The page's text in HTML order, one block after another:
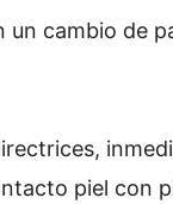
un cambio de
piel con